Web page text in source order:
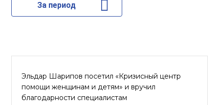
За период
Эльдар Шарипов посетил «Кризисный центр
помощи женщинам и детям» и вручил
благодарности специалистам